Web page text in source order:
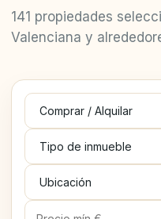
141 propiedades
Valenciana y